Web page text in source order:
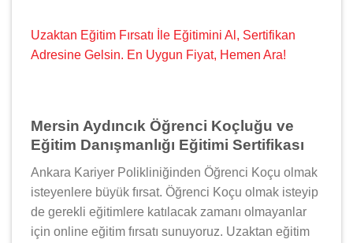
Uzaktan Eğitim Fırsatı İle Eğitimini Al, Sertifikan
Adresine Gelsin. En Uygun Fiyat, Hemen Ara!
Mersin Aydıncık Öğrenci Koçluğu ve
Eğitim Danışmanlığı Eğitimi Sertifikası
Ankara Kariyer Polikliniğinden Öğrenci Koçu olmak
isteyenlere büyük fırsat. Öğrenci Koçu olmak isteyip
de gerekli eğitimlere katılacak zamanı olmayanlar
için online eğitim fırsatı sunuyoruz. Uzaktan eğitim